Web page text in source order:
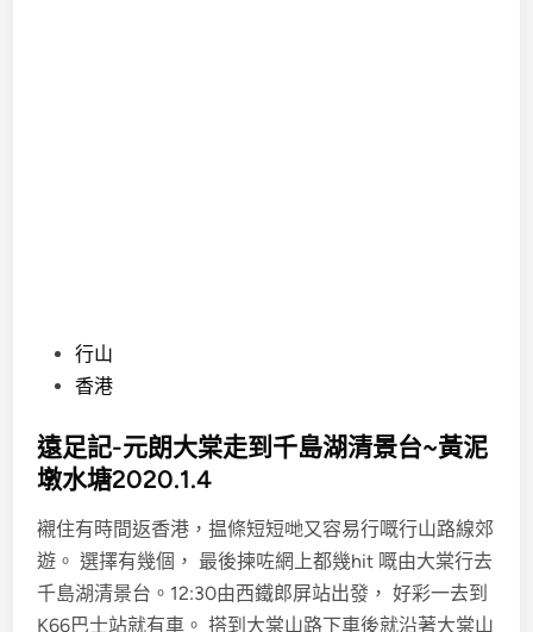
t
e
d
i
n
行山
香港
遠足記-元朗大棠走到千島湖清景台~黃泥
墩水塘2020.1.4
襯住有時間返香港，揾條短短哋又容易行嘅行山路線郊
遊。 選擇有幾個， 最後揀咗網上都幾hit 嘅由大棠行去
千島湖清景台。12:30由西鐵郎屏站出發， 好彩一去到
K66巴士站就有車。 搭到大棠山路下車後就沿著大棠山